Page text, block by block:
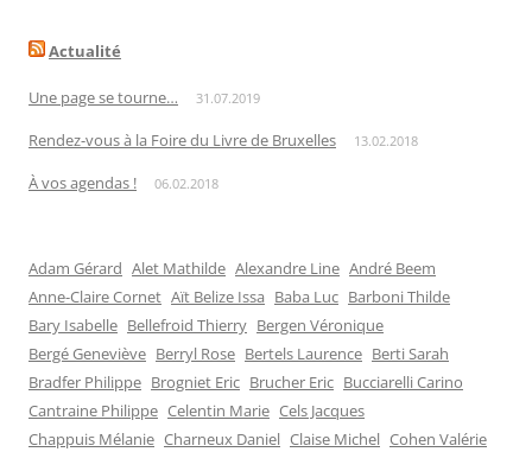
Actualité
Une page se tourne… 31.07.2019
Rendez-vous à la Foire du Livre de Bruxelles 13.02.2018
À vos agendas ! 06.02.2018
Adam Gérard Alet Mathilde Alexandre Line André Beem
Anne-Claire Cornet Aït Belize Issa Baba Luc Barboni Thilde
Bary Isabelle Bellefroid Thierry Bergen Véronique
Bergé Geneviève Berryl Rose Bertels Laurence Berti Sarah
Bradfer Philippe Brogniet Eric Brucher Eric Bucciarelli Carino
Cantraine Philippe Celentin Marie Cels Jacques
Chappuis Mélanie Charneux Daniel Claise Michel Cohen Valérie